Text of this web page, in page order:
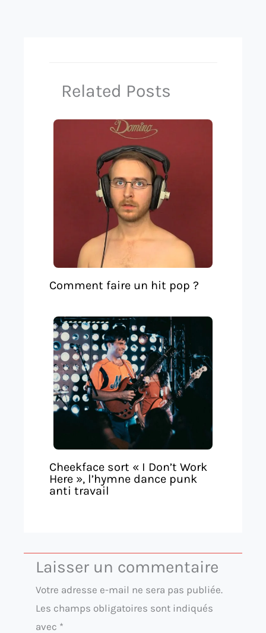
Related Posts
Comment faire un hit pop ?
Cheekface sort « I Don’t Work
Here », l’hymne dance punk
anti travail
Laisser un commentaire
Votre adresse e-mail ne sera pas publiée.
Les champs obligatoires sont indiqués
avec *